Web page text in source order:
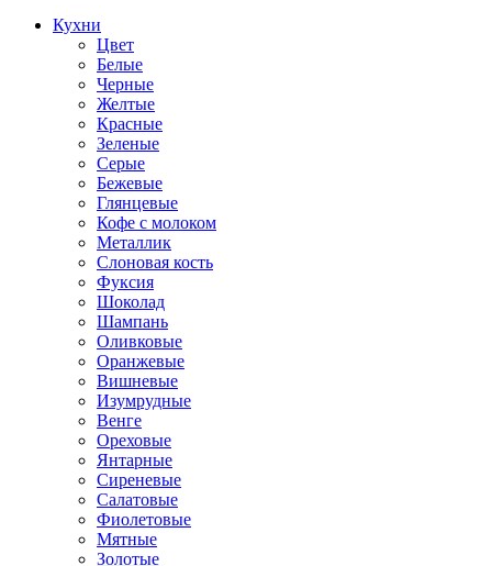
Кухни
Цвет
Белые
Черные
Желтые
Красные
Зеленые
Серые
Бежевые
Глянцевые
Кофе с молоком
Металлик
Слоновая кость
Фуксия
Шоколад
Шампань
Оливковые
Оранжевые
Вишневые
Изумрудные
Венге
Ореховые
Янтарные
Сиреневые
Салатовые
Фиолетовые
Мятные
Золотые